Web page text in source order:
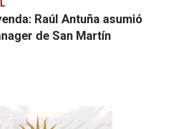
Raúl Antuña asumió
de San Martín